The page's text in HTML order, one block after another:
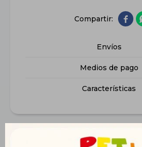

Envíos
Medios de pago
Características
Descripción